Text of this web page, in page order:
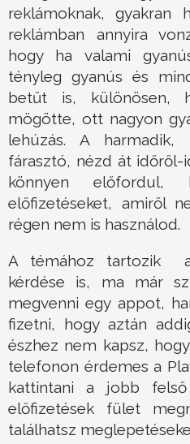
reklámoknak, gyakran
reklámban annyira
hogy ha valami
tényleg gyanús és
betűt is, különösen,
mögötte, ott nagyon
lehúzás. A harmadik,
fárasztó, nézd át időről-
könnyen előfordul,
előfizetéseket, amiről
régen nem is használod.
A témához tartozik
kérdése is, ma már
megvenni egy appot,
fizetni, hogy aztán
észhez nem kapsz,
telefonon érdemes a
kattintani a jobb
előfizetések fület
találhatsz